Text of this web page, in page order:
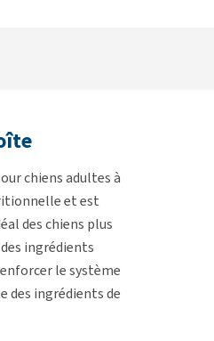
chiens adultes à
et est
des chiens plus
ingrédients
le système
des ingrédients de